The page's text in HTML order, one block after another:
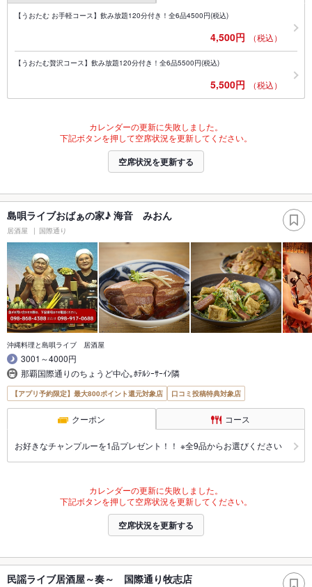
【うおたむ お手軽コース】飲み放題120分付き！全6品4500円(税込)
4,500円 （税込）
【うおたむ贅沢コース】飲み放題120分付き！全6品5500円(税込)
5,500円 （税込）
カレンダーの更新に失敗しました。
下記ボタンを押して空席状況を更新してください。
空席状況を更新する
島唄ライブおばぁの家♪ 海音 みおん
居酒屋 国際通り
沖縄料理と島唄ライブ 居酒屋
3001～4000円
那覇国際通りのちょうど中心｡ﾎﾃﾙｼｰｻｰｲﾝ隣
【アプリ予約限定】最大800ポイント還元対象店 口コミ投稿特典対象店
クーポン コース
お好きなチャンプルーを1品プレゼント！！ ※全9品からお選びください
カレンダーの更新に失敗しました。
下記ボタンを押して空席状況を更新してください。
空席状況を更新する
民謡ライブ居酒屋～奏～ 国際通り牧志店